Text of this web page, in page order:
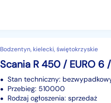
Bodzentyn, kielecki, świętokrzyskie
Scania R 450 / EURO 6 /
Stan techniczny:
Przebieg: 510000
Rodzaj ogłoszenia: sprzedaż